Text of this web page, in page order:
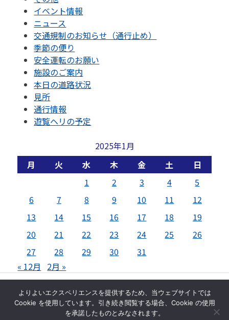
イベント情報
ニュース
交通規制のお知らせ（通行止め）
季節の便り
安全運転のお願い
施設のご案内
本日の道路状況
見所
通行情報
遊覧ヘリの予定
2025年1月
月
火 水 木 金 土
日
1
2 3 4
5
6
7 8 9 10 11
12
13
14 15 16 17 18
19
20
21 22 23 24 25
26
27
28 29 30
31
« 12月
2月 »
© 芦ノ湖スカイライン株式会社
トップページ
サイトマップ
お問い合わせ
よりよいエクスペリエンスを提供するため、当ウェブサイトでは
Cookie を使用しています。引き続き閲覧する場合、Cookie の使用
を承諾したものとみなされます。